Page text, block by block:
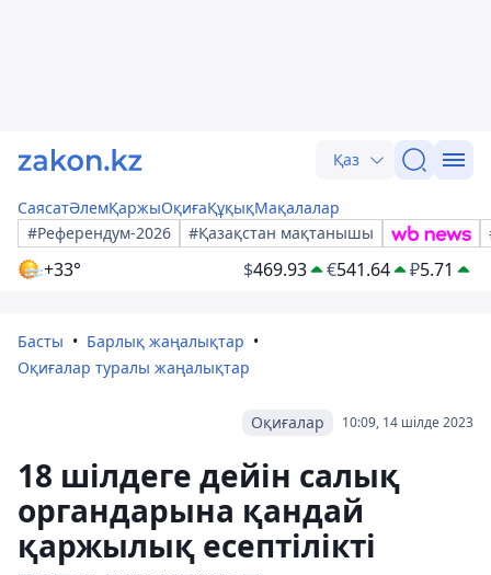
Қаз
СаясатӘлемҚаржыОқиғаҚұқықМақалалар
#Референдум-2026
#Қазақстан мақтанышы
+33° $469.93 €541.64 ₽5.71
Басты
Барлық жаңалықтар
Оқиғалар туралы жаңалықтар
10:09, 14 шілде 2023
Оқиғалар
18 шілдеге дейін салық
органдарына қандай
қаржылық есептілікті